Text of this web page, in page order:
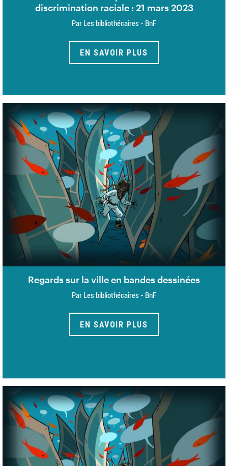
discrimination raciale : 21 mars 2023
Par Les bibliothécaires - BnF
EN SAVOIR PLUS
Regards sur la ville en bandes dessinées
Par Les bibliothécaires - BnF
EN SAVOIR PLUS